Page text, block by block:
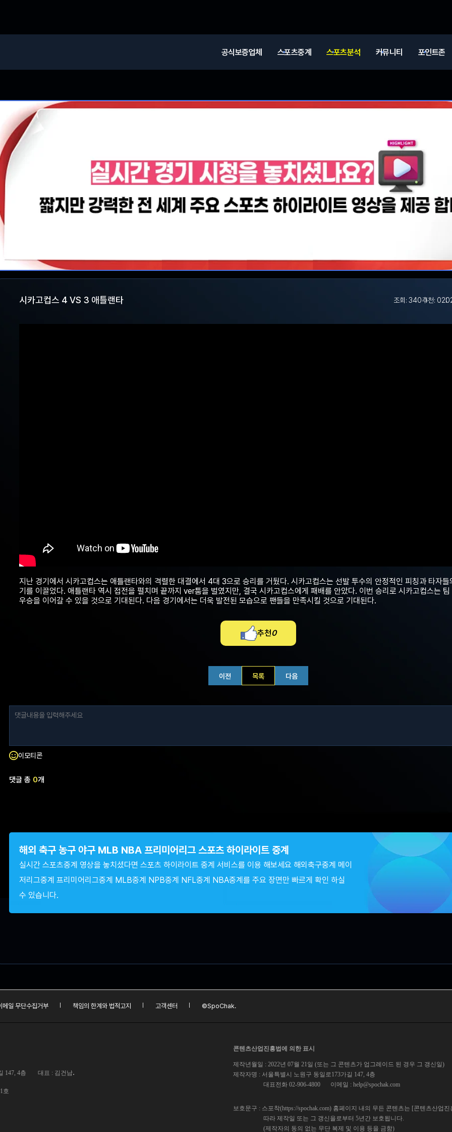
공식보증업체 스포츠중계 스포츠분석 커뮤니티 포인트존
시카고컵스 4 VS 3 애틀랜타 조회: 340추천: 0
지난 경기에서 시카고컵스는 애틀랜타와의 격렬한 대결에서 4대 3으로 승리를 거뒀다. 시카고컵스는 선발 투수의 안정적인 피칭과 타자들
기를 이끌었다. 애틀랜타 역시 접전을 펼치며 끝까지 ver툼을 벌였지만, 결국 시카고컵스에게 패배를 안았다. 이번 승리로 시카고컵스는
우승을 이어갈 수 있을 것으로 기대된다. 다음 경기에서는 더욱 발전된 모습으로 팬들을 만족시킬 것으로 기대된다.
추천0
이전 목록 다음
이모티콘
댓글 총 0개
해외 축구 농구 야구 MLB NBA 프리미어리그 스포츠 하이라이트 중계
실시간 스포츠중계 영상을 놓치셨다면 스포츠 하이라이트 중계 서비스를 이용 해보세요 해외축구중계 메이
저리그중계 프리미어리그중계 MLB중계 NPB중계 NFL중계 NBA중계를 주요 장면만 빠르게 확인 하실
수 있습니다.
메일 무단수집거부 책임의 한계와 법적고지 고객센터 ©SpoChak.
147, 4층 대표 : 김건남.
호
콘텐츠산업진흥법에 의한 표시
제작년월일 : 2022년 07월 21일 (또는 그 콘텐츠가 업그레이드 된 경우 그 갱신일)
제작자명 : 서울특별시 노원구 동일로173가길 147, 4층
대표전화 02-906-4800
이메일 : help@spochak.com
보호문구 : 스포착(https://spochak.com) 홈페이지 내의 무든 콘텐츠는 [콘텐츠산업
따라 제작일 또는 그 갱신을로부터 5년간 보호됩니다.
(제작자의 동의 없는 무단 복제 및 이용 등을 금함)